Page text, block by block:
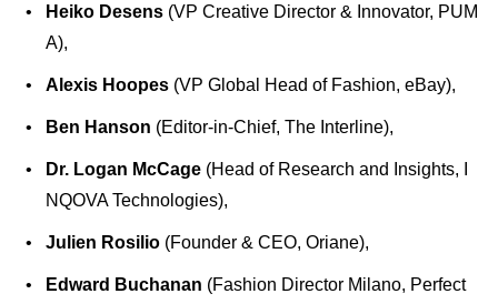
Heiko Desens (VP Creative Director & Innovator, PUM
A),
Alexis Hoopes (VP Global Head of Fashion, eBay),
Ben Hanson (Editor-in-Chief, The Interline),
Dr. Logan McCage (Head of Research and Insights, I
NQOVA Technologies),
Julien Rosilio (Founder & CEO, Oriane),
Edward Buchanan (Fashion Director Milano, Perfect